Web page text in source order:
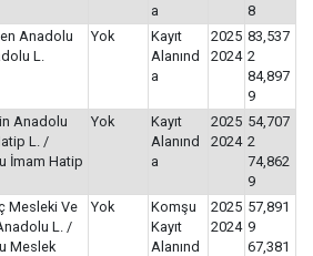
a
8
Anadolu
L.
Yok
Kayıt
Alanınd
a
2025
2024
83,537
2
84,897
9
Anadolu
L. /
İmam Hatip
Yok
Kayıt
Alanınd
a
2025
2024
54,707
2
74,862
9
Mesleki Ve
L. /
Meslek
Yok
Komşu
Kayıt
Alanınd
2025
2024
57,891
9
67,381